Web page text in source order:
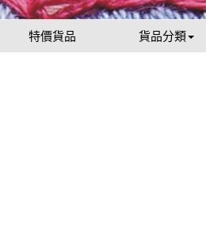
特價貨品 貨品分類